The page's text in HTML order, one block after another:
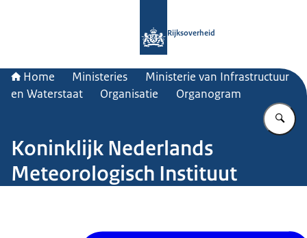
Rijksoverheid
Home Ministeries
Ministerie van Infrastructuur
en Waterstaat
Organisatie Organogram
Koninklijk Nederlands
Meteorologisch Instituut